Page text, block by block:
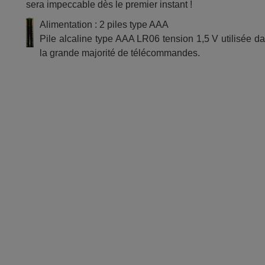
sera impeccable dès le premier instant !
Alimentation : 2 piles type AAA
Pile alcaline type AAA LR06 tension 1,5 V utilisée
la grande majorité de télécommandes.